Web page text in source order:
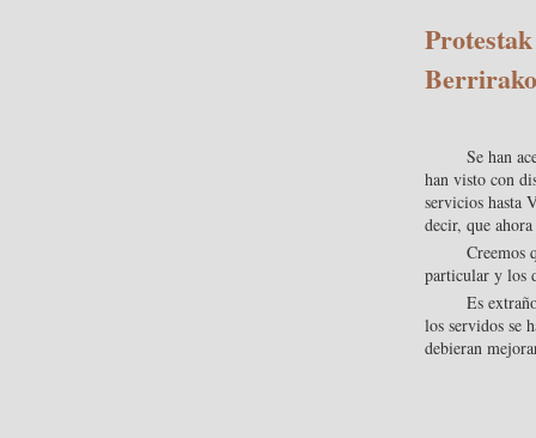
Se han
han visto con
servicios hasta
decir, que
Creemos
particular y los
Es
los servidos se
debieran